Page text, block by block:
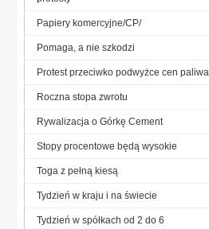
Papiery komercyjne/CP/
Pomaga, a nie szkodzi
Protest przeciwko podwyżce cen paliwa
Roczna stopa zwrotu
Rywalizacja o Górkę Cement
Stopy procentowe będą wysokie
Toga z pełną kiesą
Tydzień w kraju i na świecie
Tydzień w spółkach od 2 do 6